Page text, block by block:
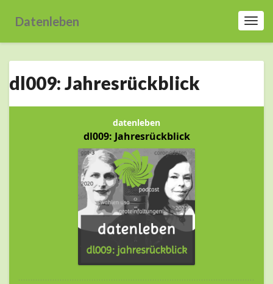
Datenleben
Jahresrückblick
dl009: Jahresrückblick